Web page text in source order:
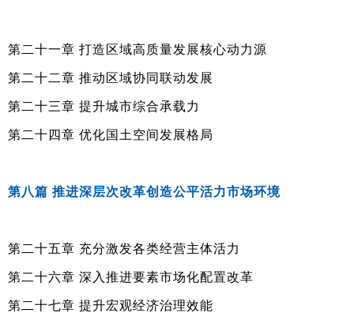
第二十一章 打造区域高质量发展核心动力源
第二十二章 推动区域协同联动发展
第二十三章 提升城市综合承载力
第二十四章 优化国土空间发展格局
第八篇 推进深层次改革创造公平活力市场环境
第二十五章 充分激发各类经营主体活力
第二十六章 深入推进要素市场化配置改革
第二十七章 提升宏观经济治理效能